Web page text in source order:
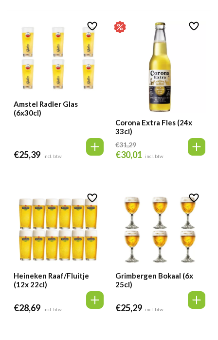
Amstel Radler Glas
(6x30cl)
€25,39 incl. btw
Corona Extra Fles (24x
33cl)
€31,29
Oorspronkelijke
€30,01 Huidige
incl. btw
Heineken Raaf/Fluitje
(12x 22cl)
€28,69 incl. btw
Grimbergen Bokaal (6x
25cl)
€25,29 incl. btw